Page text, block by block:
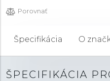
Porovnať
Špecifikácia O
ŠPECIFIKÁCIA